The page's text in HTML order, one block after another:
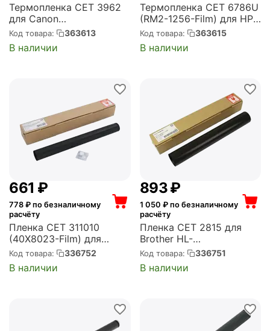
Термопленка CET 3962
для Canon
iR1018/1019/1022/1023/10
24/1025 (CET3962)
Код товара: 363613
В наличии
Термопленка CET 6786U
(RM2-1256-Film) для HP
LaserJet Enterprise
M607dn/608dn/609dh;
LaserJet Managed
Код товара: 363615
В наличии
‍661‍ ₽
778 ₽ по безналичному
расчёту
Пленка CET 311010
(40X8023-Film) для
Lexmark
MX317dn/MX510de/MS417
dn/MX417de (CET311010)
Код товара: 336752
В наличии
‍893‍₽
1 050 ₽ по безналичному
расчёту
Пленка CET 2815 для
Brother HL-
L5000D/L5100DN/L5200
DW, DCP-L5500DN, MFC-
L5700DN/L6900DW
Код товара: 336751
В наличии